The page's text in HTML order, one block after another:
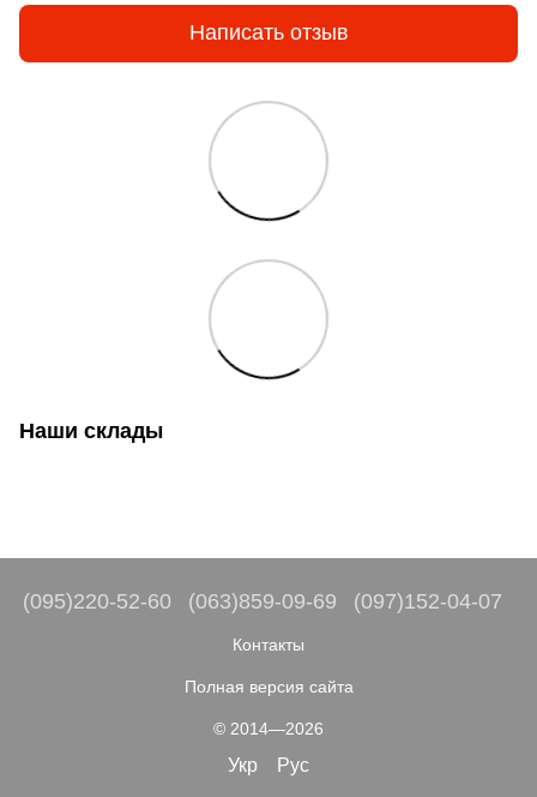
Написать отзыв
Наши склады
(095)220-52-60 (063)859-09-69 (097)152-04-07
Контакты
Полная версия сайта
© 2014—2026
Укр Рус